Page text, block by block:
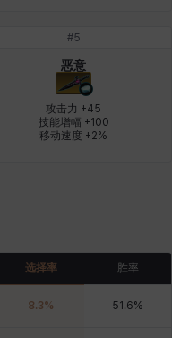
阿尔达
雪
#5
恶意
攻击力 +45
技能增幅 +100
移动速度 +2%
选择率 胜率
8.3% 51.6%